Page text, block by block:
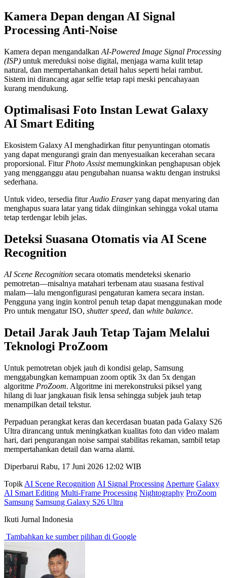
Kamera Depan dengan AI Signal
Processing Anti-Noise
Kamera depan mengandalkan AI-Powered Image Signal Processing
(ISP) untuk mereduksi noise digital, menjaga warna kulit tetap
natural, dan mempertahankan detail halus seperti helai rambut.
Sistem ini dirancang agar selfie tetap rapi meski pencahayaan
kurang mendukung.
Optimalisasi Foto Instan Lewat Galaxy
AI Smart Editing
Ekosistem Galaxy AI menghadirkan fitur penyuntingan otomatis
yang dapat mengurangi grain dan menyesuaikan kecerahan secara
proporsional. Fitur Photo Assistmemungkinkan penghapusan objek
yang mengganggu atau pengubahan nuansa waktu dengan instruksi
sederhana.
Untuk video, tersedia fiturAudio Eraseryang dapat menyaring dan
menghapus suara latar yang tidak diinginkan sehingga vokal utama
tetap terdengar lebih jelas.
Deteksi Suasana Otomatis via AI Scene
Recognition
AI Scene Recognition secara otomatis mendeteksi skenario
pemotretan—misalnya matahari terbenam atau suasana festival
malam—lalu mengonfigurasi pengaturan kamera secara instan.
Pengguna yang ingin kontrol penuh tetap dapat menggunakan mode
Pro untuk mengatur ISO, shutter speed, dan white balance.
Detail Jarak Jauh Tetap Tajam Melalui
Teknologi ProZoom
Untuk pemotretan objek jauh di kondisi gelap, Samsung
menggabungkan kemampuan zoom optik 3x dan 5x dengan
algoritme ProZoom. Algoritme ini merekonstruksi piksel yang
hilang di luar jangkauan fisik lensa sehingga subjek jauh tetap
menampilkan detail tekstur.
Perpaduan perangkat keras dan kecerdasan buatan pada Galaxy S26
Ultra dirancang untuk meningkatkan kualitas foto dan video malam
hari, dari pengurangan noise sampai stabilitas rekaman, sambil tetap
mempertahankan detail dan warna alami.
Diperbarui Rabu, 17 Juni 2026 12:02 WIB
Topik AI Scene Recognition AI Signal Processing Aperture Galaxy
AI Smart Editing Multi-Frame Processing Nightography ProZoom
Samsung Samsung Galaxy S26 Ultra
Ikuti Jurnal Indonesia
Tambahkan ke sumber pilihan di Google